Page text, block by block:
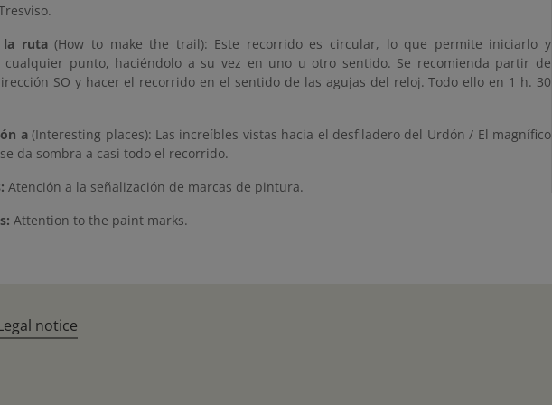
la ruta(How to make the trail): Este recorrido es circular, lo que permite iniciarlo y
cualquier punto, haciéndolo a su vez en uno u otro sentido. Se recomienda partir de
SO y hacer el recorrido en el sentido de las agujas del reloj. Todo ello en 1 h. 30
a(Interesting places): Las increíbles vistas hacia el desfiladero del Urdón / El magnífico
da sombra a casi todo el recorrido.
Atención a la señalización de marcas de pintura.
Attention to the paint marks.
notice